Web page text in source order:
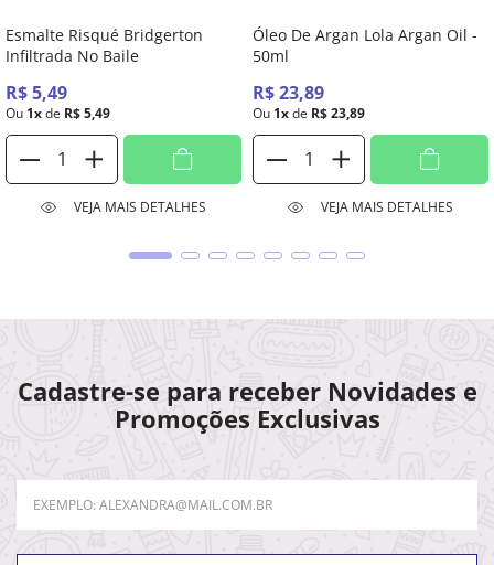
Esmalte Risqué Bridgerton
Infiltrada No Baile
R$5,49
Ou 1xde R$5,49
VEJA MAIS DETALHES
Óleo De Argan Lola Argan Oil -
50ml
R$23,89
Ou 1xde R$23,89
VEJA MAIS DETALHES
Cadastre-se para receber Novidades e
Promoções Exclusivas